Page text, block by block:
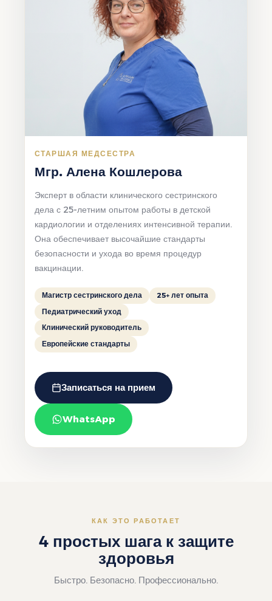
СТАРШАЯ МЕДСЕСТРА
Мгр. Алена Кошлерова
Эксперт в области клинического сестринского
дела с 25-летним опытом работы в детской
кардиологии и отделениях интенсивной терапии.
Она обеспечивает высочайшие стандарты
безопасности и ухода во время процедур
вакцинации.
Магистр сестринского дела
25+ лет опыта
Педиатрический уход
Клинический руководитель
Европейские стандарты
Записаться на прием
WhatsApp
КАК ЭТО РАБОТАЕТ
4 простых шага к защите
здоровья
Быстро. Безопасно. Профессионально.